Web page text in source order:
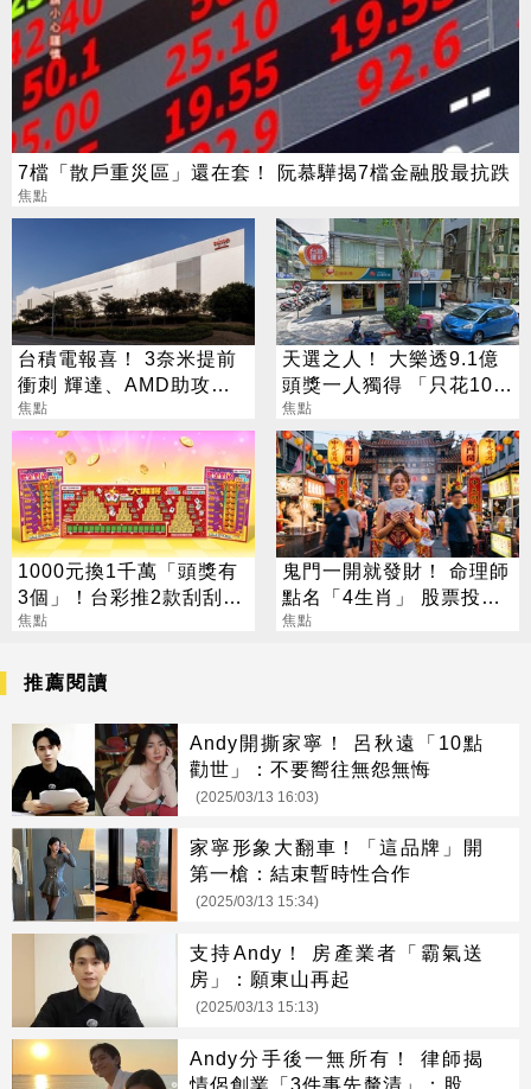
7檔「散戶重災區」還在套！ 阮慕驊揭7檔金融股最抗跌
焦點
台積電報喜！ 3奈米提前
衝刺 輝達、AMD助攻下
半年業績
焦點
天選之人！ 大樂透9.1億
頭獎一人獨得 「只花100
元」買法曝光
焦點
1000元換1千萬「頭獎有
3個」！台彩推2款刮刮樂
總獎金逾33億
焦點
鬼門一開就發財！ 命理師
點名「4生肖」 股票投資
大翻身
焦點
推薦閱讀
Andy開撕家寧！ 呂秋遠「10點
勸世」：不要嚮往無怨無悔
(2025/03/13 16:03)
家寧形象大翻車！「這品牌」開
第一槍：結束暫時性合作
(2025/03/13 15:34)
支持Andy！ 房產業者「霸氣送
房」：願東山再起
(2025/03/13 15:13)
Andy分手後一無所有！ 律師揭
情侶創業「3件事先釐清」：股權